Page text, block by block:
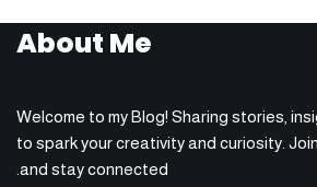
About Me
Welcome to my Blog! Sharing stories,
to spark your creativity and curiosity.
and stay connected.